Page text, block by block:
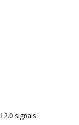
2.0 signals